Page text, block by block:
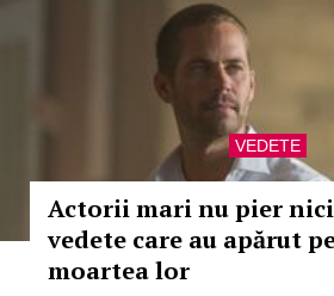
VEDETE
Actorii mari nu pier
vedete care au apărut
moartea lor